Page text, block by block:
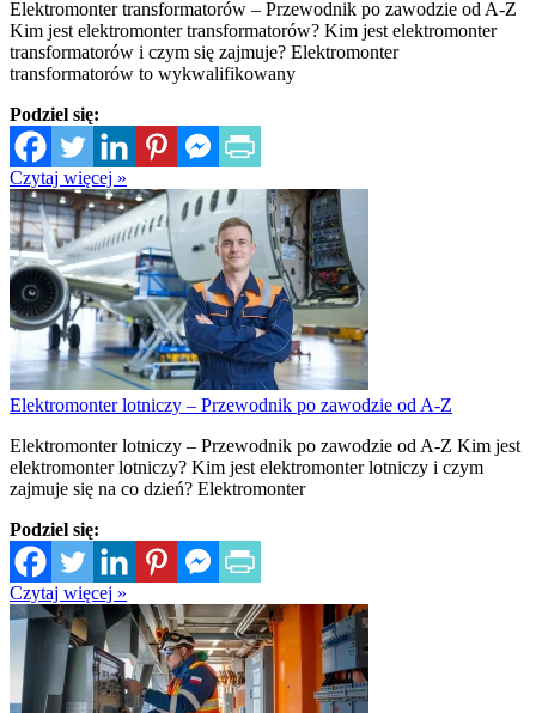
Elektromonter transformatorów – Przewodnik po zawodzie od A-Z
Kim jest elektromonter transformatorów? Kim jest elektromonter
transformatorów i czym się zajmuje? Elektromonter
transformatorów to wykwalifikowany
Podziel się:
Czytaj więcej »
Elektromonter lotniczy – Przewodnik po zawodzie od A-Z
Elektromonter lotniczy – Przewodnik po zawodzie od A-Z Kim jest
elektromonter lotniczy? Kim jest elektromonter lotniczy i czym
zajmuje się na co dzień? Elektromonter
Podziel się:
Czytaj więcej »